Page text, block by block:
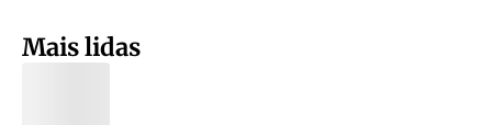
Mais lidas